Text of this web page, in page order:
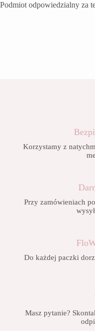
Podmiot odpowiedzialny za
Korzystamy z
Przy zamówieniach
Do każdej paczki
Masz pytanie?